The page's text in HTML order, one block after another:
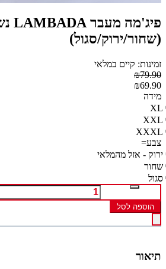
(שחור/ירוק/סגול)
זמינות: קיים במלאי
₪79.90
₪69.90
מידה
XL
XXL
XXXL
צבע=
ירוק - אזל מהמלאי
שחור
סגול
הוספה לסל
תיאור